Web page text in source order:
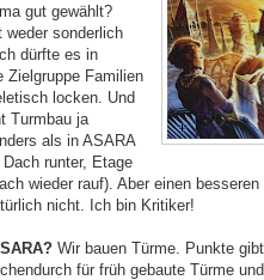
gut gewählt?
weder sonderlich
dürfte es in
Zielgruppe Familien
locken. Und
Turmbau ja
als in ASARA
runter, Etage
wieder rauf). Aber einen
nicht. Ich bin Kritiker!
Wir bauen Türme. Punkte
für früh gebaute Türme